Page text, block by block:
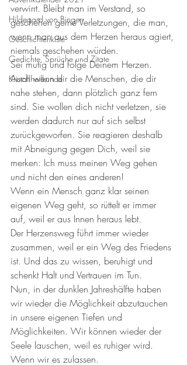
Hildegard von Bingen
Geschichtenkiste
Gedichte, Sprüche und Zitate
Kristallheilkunde
verwirrt. Bleibt man im Verstand, so
geschehen gerne Verletzungen, die man,
wenn man aus dem Herzen heraus agiert,
niemals geschehen würden.
Sei mutig und folge Deinem Herzen.
Auch wenn dir die Menschen, die dir
nahe stehen, dann plötzlich ganz fern
sind. Sie wollen dich nicht verletzen, sie
werden dadurch nur auf sich selbst
zurückgeworfen. Sie reagieren deshalb
mit Abneigung gegen Dich, weil sie
merken: Ich muss meinen Weg gehen
und nicht den eines anderen!
Wenn ein Mensch ganz klar seinen
eigenen Weg geht, so rüttelt er immer
auf, weil er aus Innen heraus lebt.
Der Herzensweg führt immer wieder
zusammen, weil er ein Weg des Friedens
ist. Und das zu wissen, beruhigt und
schenkt Halt und Vertrauen im Tun.
Nun, in der dunklen Jahreshälfte haben
wir wieder die Möglichkeit abzutauchen
in unsere eigenen Tiefen und
Möglichkeiten. Wir können wieder der
Seele lauschen, weil es ruhiger wird.
Wenn wir es zulassen.